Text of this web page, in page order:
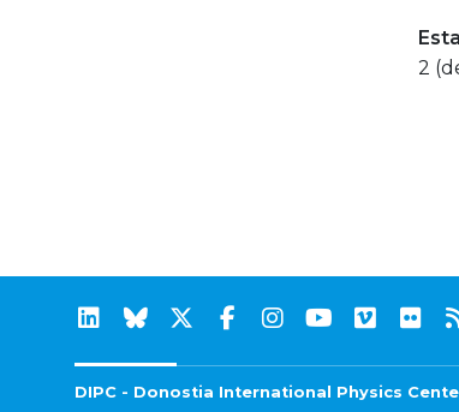
2
DIPC - Donostia International Physics